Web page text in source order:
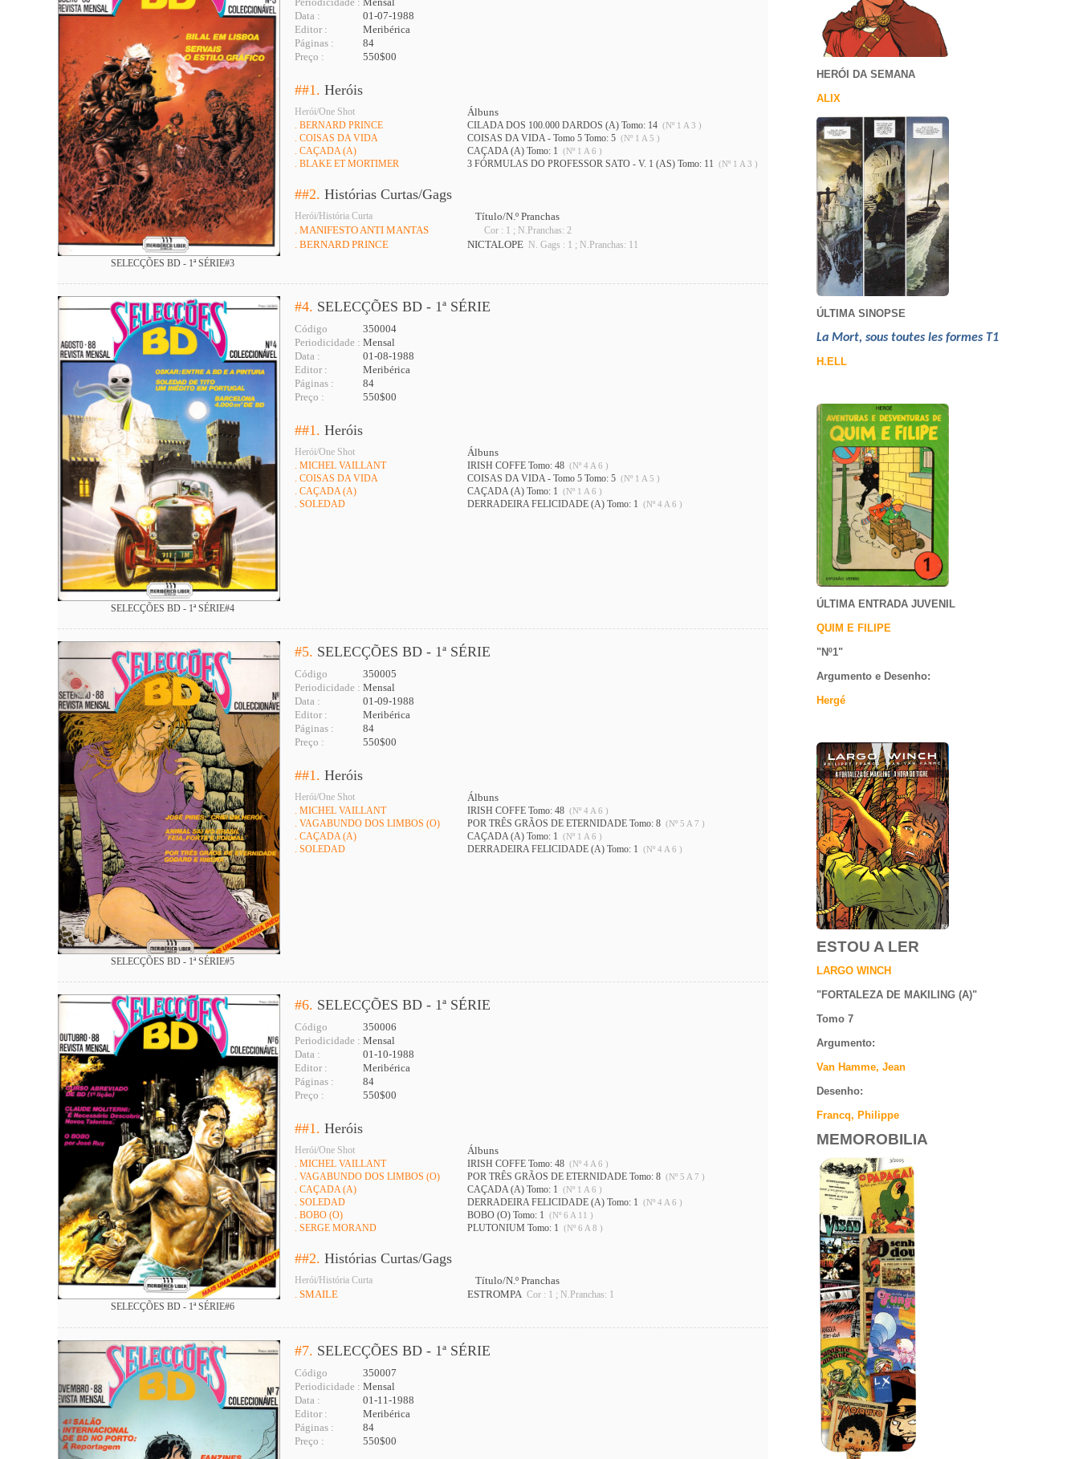
SELECÇÕES BD - 1ª SÉRIE#3
Data :
01-07-1988
Editor :
Meribérica
Páginas :
84
Preço :
550$00
##1. Heróis
Herói/One Shot Álbuns
. BERNARD PRINCE CILADA DOS 100.000 DARDOS (A) Tomo: 14 (Nº 1 A 3 )
. COISAS DA VIDA COISAS DA VIDA - Tomo 5 Tomo: 5 (Nº 1 A 5 )
. CAÇADA (A) CAÇADA (A) Tomo: 1 (Nº 1 A 6 )
. BLAKE ET MORTIMER 3 FÓRMULAS DO PROFESSOR SATO - V. 1 (AS) Tomo: 11 (Nº 1 A 3 )
##2. Histórias Curtas/Gags
Herói/História Curta
Título/N.º Pranchas
. MANIFESTO ANTI MANTAS
Cor : 1 ; N.Pranchas: 2
. BERNARD PRINCE NICTALOPE N. Gags : 1 ; N.Pranchas: 11
SELECÇÕES BD - 1ª SÉRIE#4
#4. SELECÇÕES BD - 1ª SÉRIE
Código
350004
Periodicidade : Mensal
Data :
01-08-1988
Editor :
Meribérica
Páginas :
84
Preço :
550$00
##1. Heróis
Herói/One Shot Álbuns
. MICHEL VAILLANT IRISH COFFE Tomo: 48 (Nº 4 A 6 )
. COISAS DA VIDA COISAS DA VIDA - Tomo 5 Tomo: 5 (Nº 1 A 5 )
. CAÇADA (A) CAÇADA (A) Tomo: 1 (Nº 1 A 6 )
. SOLEDAD DERRADEIRA FELICIDADE (A) Tomo: 1 (Nº 4 A 6 )
SELECÇÕES BD - 1ª SÉRIE#5
#5. SELECÇÕES BD - 1ª SÉRIE
Código
350005
Periodicidade : Mensal
Data :
01-09-1988
Editor :
Meribérica
Páginas :
84
Preço :
550$00
##1. Heróis
Herói/One Shot Álbuns
. MICHEL VAILLANT IRISH COFFE Tomo: 48 (Nº 4 A 6 )
. VAGABUNDO DOS LIMBOS (O) POR TRÊS GRÃOS DE ETERNIDADE Tomo: 8 (Nº 5 A 7 )
. CAÇADA (A) CAÇADA (A) Tomo: 1 (Nº 1 A 6 )
. SOLEDAD DERRADEIRA FELICIDADE (A) Tomo: 1 (Nº 4 A 6 )
SELECÇÕES BD - 1ª SÉRIE#6
#6. SELECÇÕES BD - 1ª SÉRIE
Código
350006
Periodicidade : Mensal
Data :
01-10-1988
Editor :
Meribérica
Páginas :
84
Preço :
550$00
##1. Heróis
Herói/One Shot Álbuns
. MICHEL VAILLANT IRISH COFFE Tomo: 48 (Nº 4 A 6 )
. VAGABUNDO DOS LIMBOS (O) POR TRÊS GRÃOS DE ETERNIDADE Tomo: 8 (Nº 5 A 7 )
. CAÇADA (A) CAÇADA (A) Tomo: 1 (Nº 1 A 6 )
. SOLEDAD DERRADEIRA FELICIDADE (A) Tomo: 1 (Nº 4 A 6 )
. BOBO (O) BOBO (O) Tomo: 1 (Nº 6 A 11 )
. SERGE MORAND PLUTONIUM Tomo: 1 (Nº 6 A 8 )
##2. Histórias Curtas/Gags
Herói/História Curta
Título/N.º Pranchas
. SMAILE
ESTROMPA Cor : 1 ; N.Pranchas: 1
#7. SELECÇÕES BD - 1ª SÉRIE
Código
350007
Periodicidade : Mensal
Data :
01-11-1988
Editor :
Meribérica
Páginas :
84
Preço :
550$00
HERÓI DA SEMANA
ALIX
ÚLTIMA SINOPSE
La Mort, sous toutes les formes T1
H.ELL
ÚLTIMA ENTRADA JUVENIL
QUIM E FILIPE
"Nº1"
Argumento e Desenho:
Hergé
ESTOU A LER
LARGO WINCH
"FORTALEZA DE MAKILING (A)"
Tomo 7
Argumento:
Van Hamme, Jean
Desenho:
Francq, Philippe
MEMOROBILIA